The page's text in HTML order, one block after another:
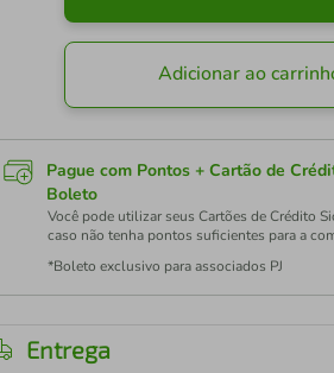
Adicionar ao
Pague com Pontos + Cartão de
Boleto
Você pode utilizar seus Cartões de Crédito
caso não tenha pontos suficientes para a
*Boleto exclusivo para associados PJ
Entrega